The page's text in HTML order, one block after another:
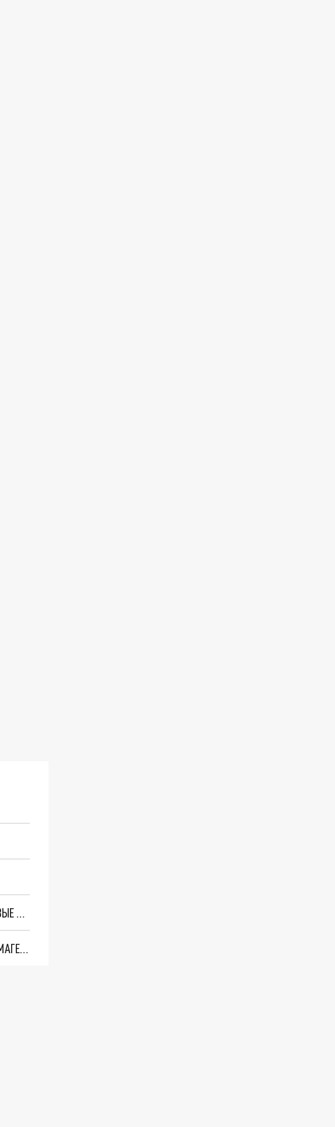
"ОЧЕНЬ ПЛОХИЕ НОВОСТИ": БОЛЬШАЯ ОШИБКА PALANTIR В РОССИИ. СТРАНЫ НАТО ВПЕРВЫЕ ЗА СВО ОСТАНОВИЛИ ПОСТАВКИ ОРУЖИЯ. ВСУ ТЕРЯЮТ ПРИГРАНИЧЬЕ?
ТРИ ГЛАВНЫХ ИНСАЙДА ОБ СВО. ОТМЕНА МОБИЛИЗАЦИИ И ВОЗВРАЩЕНИЕ "ГЕНЕРАЛА АРМАГЕДДОНА"? ОТЛИЧНЫЕ НОВОСТИ, КОТОРЫЕ ЖДАЛИ ВСЕ